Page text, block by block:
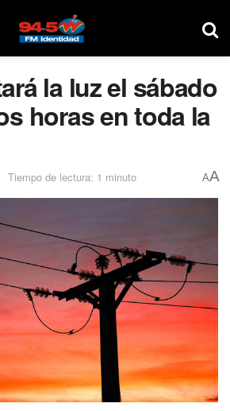
la luz el sábado
horas en toda la
Tiempo de lectura: 1 minuto AA